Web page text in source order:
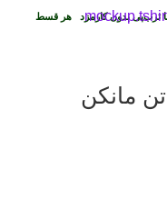
ترب‌پی بدون کارمزد هر قسط
مانکن